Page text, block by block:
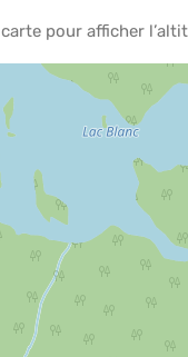
carte pour afficher l’